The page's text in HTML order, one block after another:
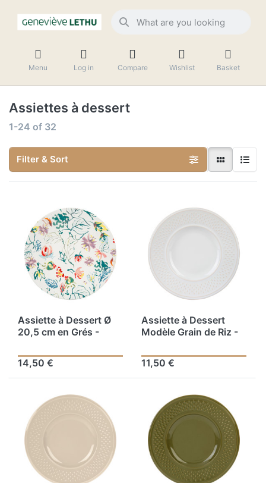
Menu Log in Compare Wishlist Basket
Assiettes à dessert
1-24 of 32
Filter & Sort
Assiette à Dessert Ø
20,5 cm en Grés -
CHAMPS - Décor
Floral Multicolore
14,50 €
Assiette à Dessert
Modèle Grain de Riz -
cm
11,50 €